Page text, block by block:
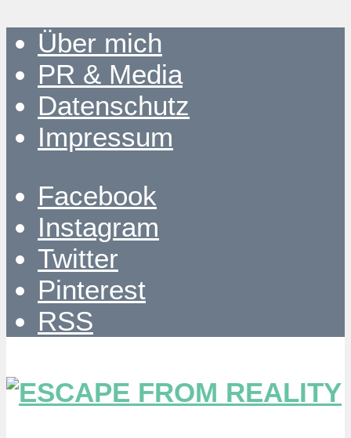
Über mich
PR & Media
Datenschutz
Impressum
Facebook
Instagram
Twitter
Pinterest
RSS